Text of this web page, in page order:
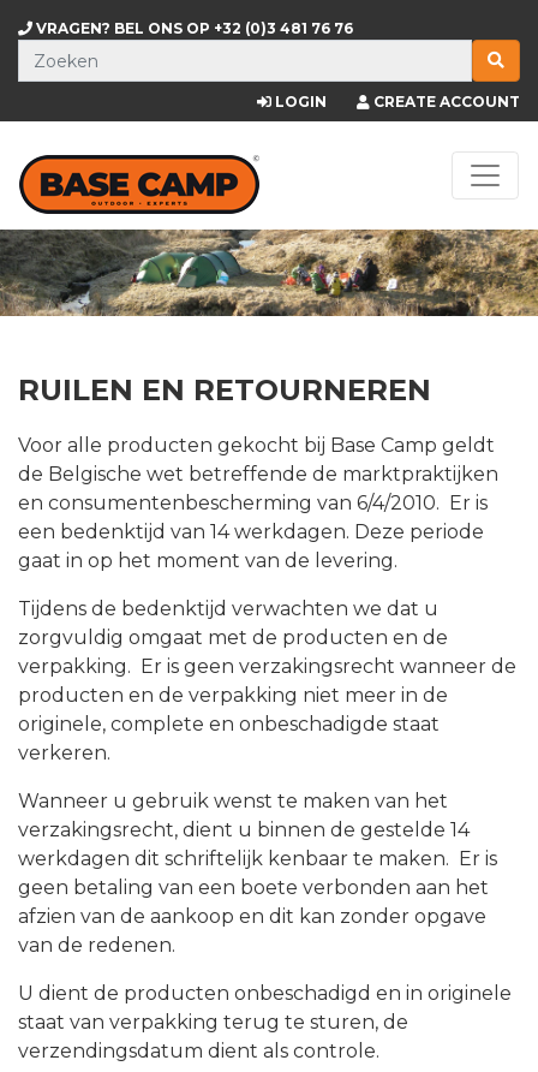
VRAGEN? BEL ONS OP +32 (0)3 481 76 76
LOGIN CREATE ACCOUNT
RUILEN EN RETOURNEREN
Voor alle producten gekocht bij Base Camp geldt
de Belgische wet betreffende de marktpraktijken
en consumentenbescherming van 6/4/2010. Er is
een bedenktijd van 14 werkdagen. Deze periode
gaat in op het moment van de levering.
Tijdens de bedenktijd verwachten we dat u
zorgvuldig omgaat met de producten en de
verpakking. Er is geen verzakingsrecht wanneer de
producten en de verpakking niet meer in de
originele, complete en onbeschadigde staat
verkeren.
Wanneer u gebruik wenst te maken van het
verzakingsrecht, dient u binnen de gestelde 14
werkdagen dit schriftelijk kenbaar te maken. Er is
geen betaling van een boete verbonden aan het
afzien van de aankoop en dit kan zonder opgave
van de redenen.
U dient de producten onbeschadigd en in originele
staat van verpakking terug te sturen, de
verzendingsdatum dient als controle.